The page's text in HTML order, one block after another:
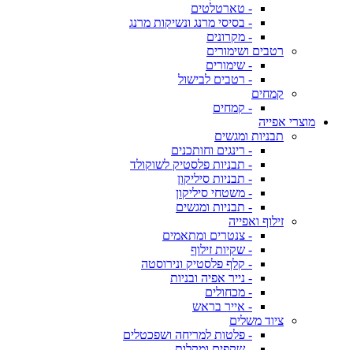
- טארטלטים
- בסיסי מרנג ונשיקות מרנג
- מקרונים
רטבים ושימורים
- שימורים
- רטבים לבישול
קמחים
- קמחים
מוצרי אפייה
תבניות ומגשים
- רינגים וחותכנים
- תבניות פלסטיק לשוקולד
- תבניות סיליקון
- משטחי סיליקון
- תבניות ומגשים
זילוף ואפייה
- צנטרים ומתאמים
- שקיות זילוף
- קלף פלסטיק ונירוסטה
- נייר אפיה ובניות
- מכחולים
- אייר בראש
ציוד משלים
- פלטות למריחה ושפכטלים